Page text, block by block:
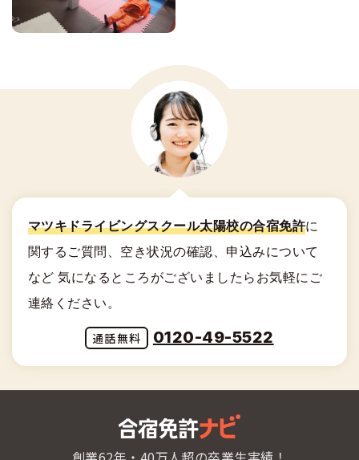
マツキドライビングスクール太陽校の合宿免許に
関する ご質問、空き状況の確認、申込みについて
など 気になるところがございましたらお気軽にご
連絡ください。
0120-49-5522